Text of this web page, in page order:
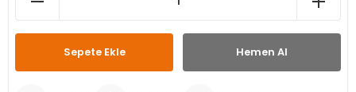
Sepete Ekle Hemen Al